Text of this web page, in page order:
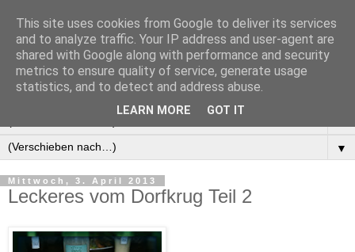
Manus Testwelt, alles
außer langweilig
▼
Mittwoch, 3. April 2013
Leckeres vom Dorfkrug Teil 2
This site uses cookies from Google to deliver its services
and to analyze traffic. Your IP address and user-agent are
shared with Google along with performance and security
metrics to ensure quality of service, generate usage
statistics, and to detect and address abuse.
LEARN MORE GOT IT